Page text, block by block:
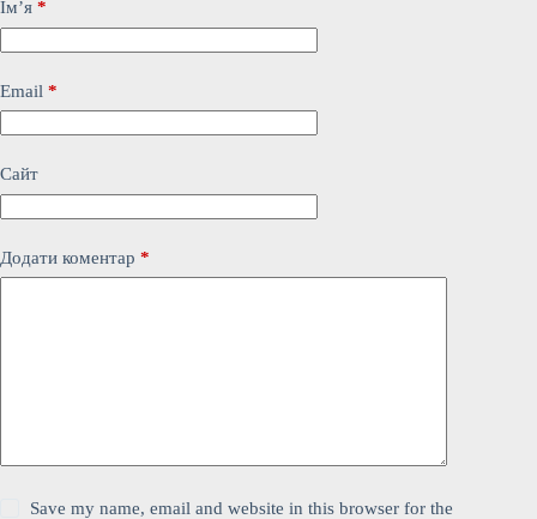
Ім’я *
Email *
Сайт
Додати коментар *
Save my name, email and website in this browser for the